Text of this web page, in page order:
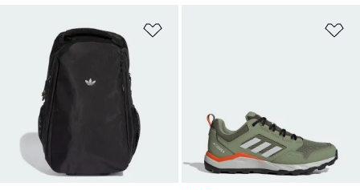
Pridať do zoznamu želaných